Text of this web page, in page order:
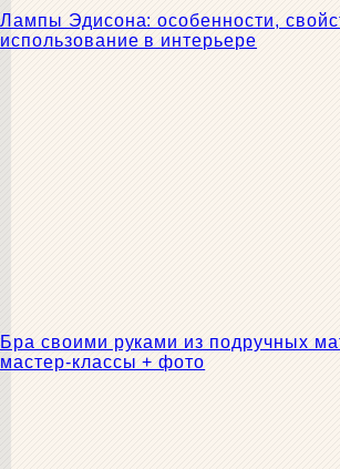
Лампы Эдисона: особенности,
использование в интерьере
Бра своими руками из подручных
мастер-классы + фото